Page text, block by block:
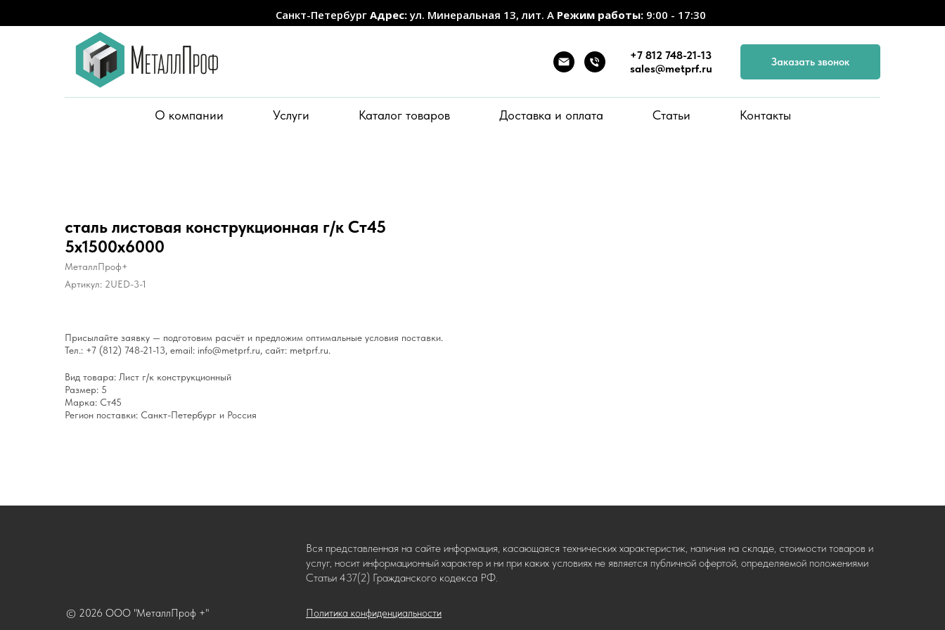
Санкт-Петербург Адрес:ул. Минеральная 13, лит. А Режим работы: 9:00 - 17:30
+7 812 748-21-13
sales@metprf.ru
Заказать звонок
О компании Услуги Каталог товаров Доставка и оплата Статьи Контакты
сталь листовая конструкционная г/к Ст45
5х1500х6000
МеталлПроф+
Артикул: 2UED-3-1
Присылайте заявку — подготовим расчёт и предложим оптимальные условия поставки.
Тел.: +7 (812) 748-21-13, email: info@metprf.ru, сайт: metprf.ru.
Вид товара: Лист г/к конструкционный
Размер: 5
Марка: Ст45
Регион поставки: Санкт-Петербург и Россия
Политика конфиденциальности
© 2026 ООО "МеталлПроф +"
Вся представленная на сайте информация, касающаяся технических характеристик, наличия на складе, стоимости товаров и
услуг, носит информационный характер и ни при каких условиях не является публичной офертой, определяемой положениями
Статьи 437(2) Гражданского кодекса РФ.